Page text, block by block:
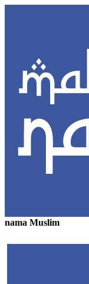
nama Muslim